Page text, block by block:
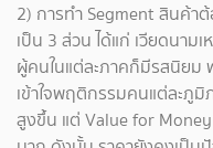
2) การทำ Segment สินค้า
เป็น 3 ส่วน ได้แก่ เวียดนาม
ผู้คนในแต่ละภาคก็มีรสนิย
เข้าใจพฤติกรรมคนแต่ละภูมิ
สูงขึ้น แต่ Value for